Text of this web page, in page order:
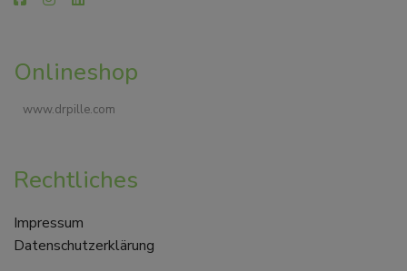
Onlineshop
www.drpille.com
Rechtliches
Impressum
Datenschutzerklärung